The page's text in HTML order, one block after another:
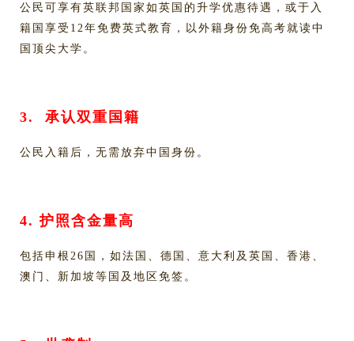
公民可享有英联邦国家如英国的升学优惠待遇，或于入
籍国享受12年免费英式教育，以外籍身份免高考就读中
国顶尖大学。
3. 承认双重国籍
公民入籍后，无需放弃中国身份。
4. 护照含金量高
包括申根26国，如法国、德国、意大利及英国、香港、
澳门、新加坡等国及地区免签。